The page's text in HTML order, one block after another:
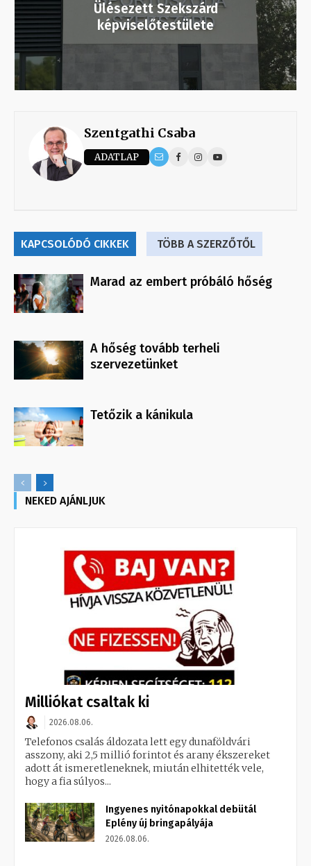
Ülésezett Szekszárd
képviselőtestülete
Szentgathi Csaba
ADATLAP
KAPCSOLÓDÓ CIKKEK TÖBB A SZERZŐTŐL
Marad az embert próbáló hőség
A hőség tovább terheli
szervezetünket
Tetőzik a kánikula
NEKED AJÁNLJUK
Milliókat csaltak ki
2026.08.06.
Telefonos csalás áldozata lett egy dunaföldvári
asszony, aki 2,5 millió forintot és arany ékszereket
adott át ismeretleneknek, miután elhitették vele,
hogy a fia súlyos...
Ingyenes nyitónapokkal debütál
Eplény új bringapályája
2026.08.06.